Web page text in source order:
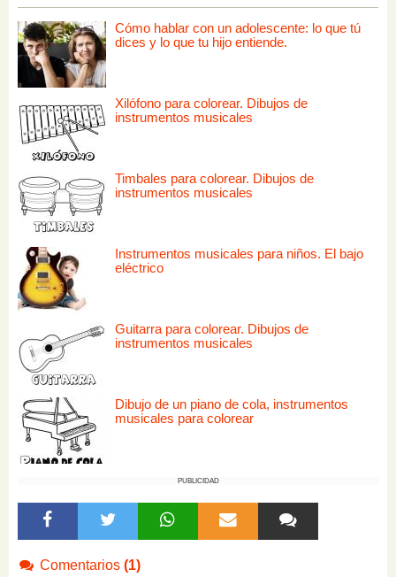
Cómo hablar con un adolescente: lo que tú
dices y lo que tu hijo entiende.
Xilófono para colorear. Dibujos de
instrumentos musicales
Timbales para colorear. Dibujos de
instrumentos musicales
Instrumentos musicales para niños. El bajo
eléctrico
Guitarra para colorear. Dibujos de
instrumentos musicales
Dibujo de un piano de cola, instrumentos
musicales para colorear
PUBLICIDAD
Comentarios (1)